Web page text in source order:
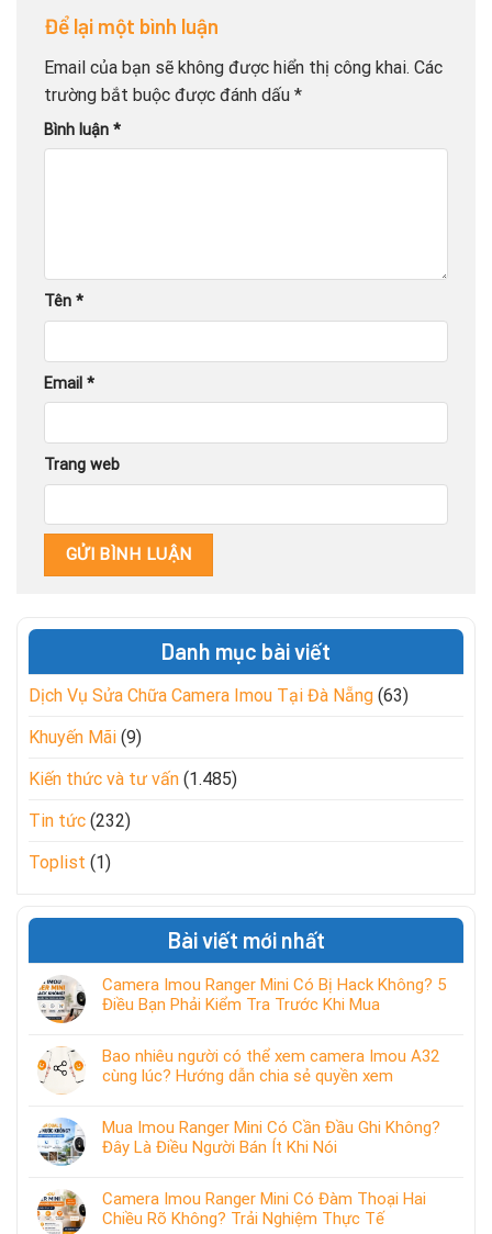
Để lại một bình luận
Email của bạn sẽ không được hiển thị công khai. Các
trường bắt buộc được đánh dấu *
Bình luận *
Tên *
Email *
Trang web
Danh mục bài viết
Dịch Vụ Sửa Chữa Camera Imou Tại Đà Nẵng (63)
Khuyến Mãi (9)
Kiến thức và tư vấn (1.485)
Tin tức (232)
Toplist (1)
Bài viết mới nhất
Camera Imou Ranger Mini Có Bị Hack Không? 5
Điều Bạn Phải Kiểm Tra Trước Khi Mua
Bao nhiêu người có thể xem camera Imou A32
cùng lúc? Hướng dẫn chia sẻ quyền xem
Mua Imou Ranger Mini Có Cần Đầu Ghi Không?
Đây Là Điều Người Bán Ít Khi Nói
Camera Imou Ranger Mini Có Đàm Thoại Hai
Chiều Rõ Không? Trải Nghiệm Thực Tế